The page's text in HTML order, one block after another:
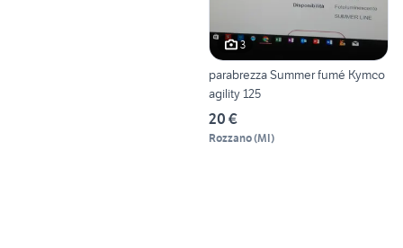
3
parabrezza Summer fumé Kymco
agility 125
20 €
Rozzano(MI)